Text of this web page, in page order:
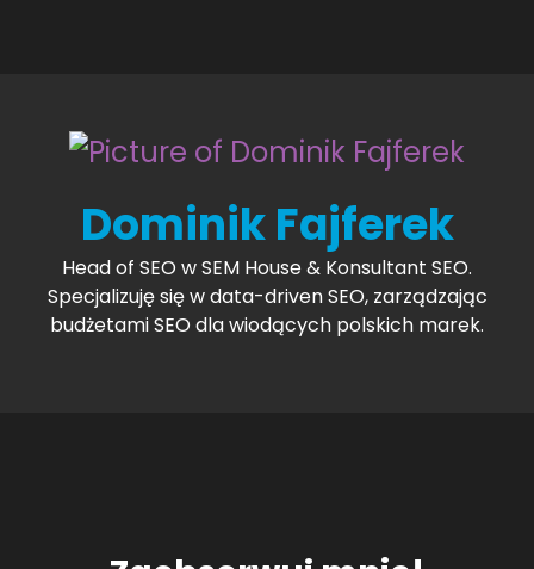
Dominik Fajferek
Head of SEO w SEM House & Konsultant SEO.
Specjalizuję się w data-driven SEO, zarządzając
budżetami SEO dla wiodących polskich marek.